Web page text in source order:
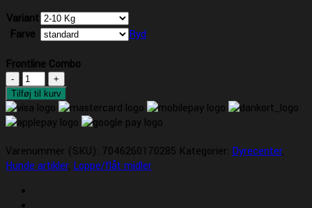
Variant
Farve
Ryd
Frontline Combo
Frontline
Combo
antal
Tilføj til kurv
Varenummer (SKU): 7046260170285 Kategorier: Dyrecenter,
Hunde artikler, Loppe/flåt midler